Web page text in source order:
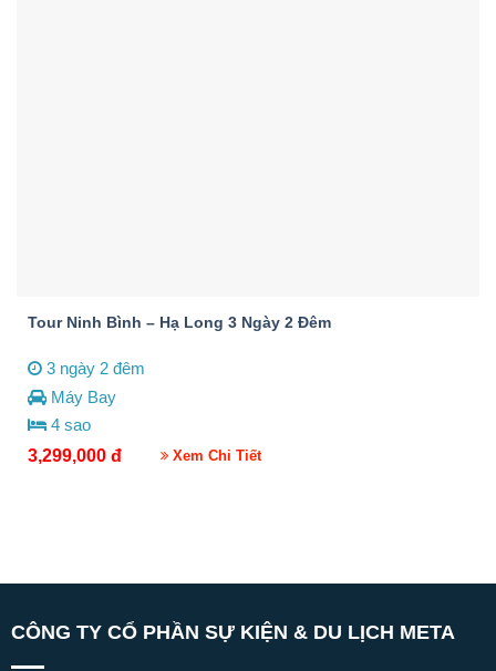
Tour Ninh Bình – Hạ Long 3 Ngày 2 Đêm
3 ngày 2 đêm
Máy Bay
4 sao
3,299,000đ Xem Chi Tiết
CÔNG TY CỔ PHẦN SỰ KIỆN & DU LỊCH META